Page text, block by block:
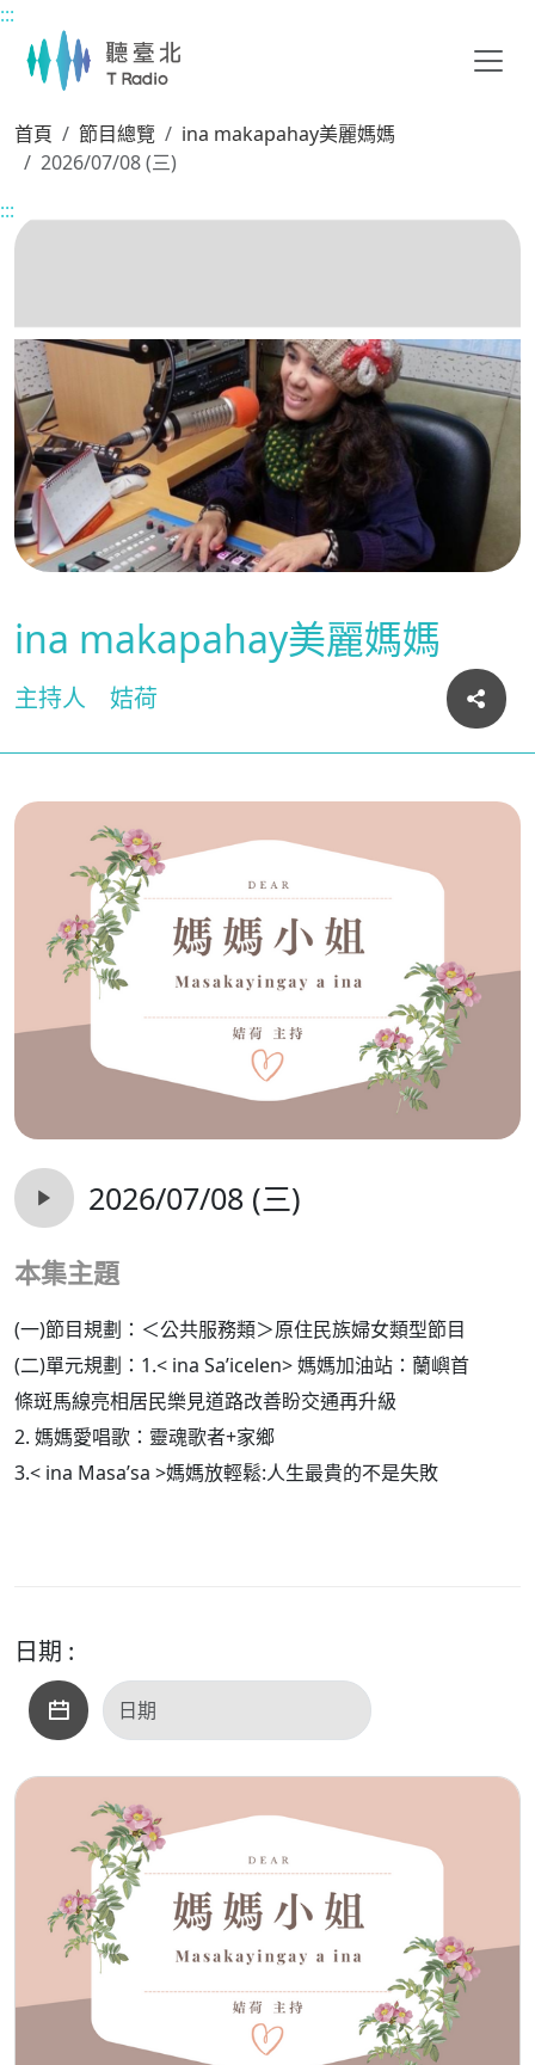
主要內容區塊
:::
首頁 節目總覽
ina makapahay美麗媽媽
2026/07/08 (三)
:::
ina makapahay美麗媽媽
主持人 姞荷
2026/07/08 (三)
本集主題
(一)節目規劃：＜公共服務類＞原住民族婦女類型節目
(二)單元規劃：1.< ina Sa’icelen> 媽媽加油站：蘭嶼首
條斑馬線亮相居民樂見道路改善盼交通再升級
2. 媽媽愛唱歌：靈魂歌者+家鄉
3.< ina Masa’sa >媽媽放輕鬆:人生最貴的不是失敗
日期 :